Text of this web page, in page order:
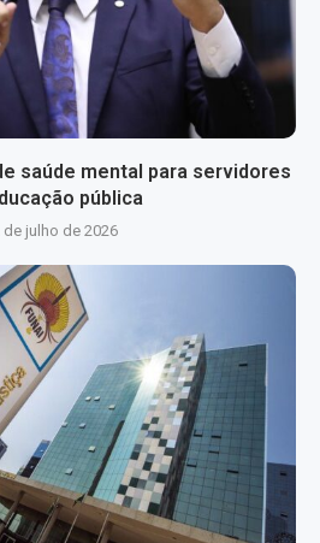
saúde mental para servidores
pública
de julho de 2026